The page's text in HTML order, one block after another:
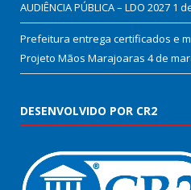
AUDIÊNCIA PÚBLICA – LDO 2027 1
Prefeitura entrega certificados e
Projeto Mãos Marajoaras 4 de
DESENVOLVIDO POR CR2